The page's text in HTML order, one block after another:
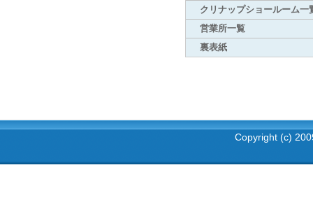
クリナップショールーム一
営業所一覧
裏表紙
Copyright (c)